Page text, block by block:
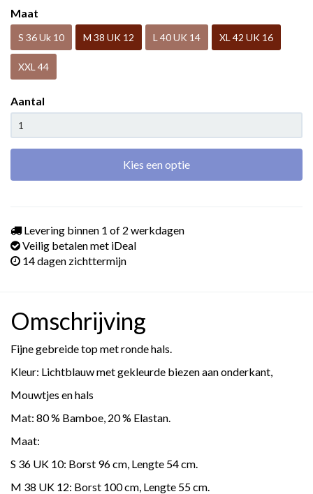
Maat
S 36 Uk 10 M 38 UK 12 L 40 UK 14 XL 42 UK 16
XXL 44
Aantal
Kies een optie
Levering binnen 1 of 2 werkdagen
Veilig betalen met iDeal
14 dagen zichttermijn
Omschrijving
Fijne gebreide top met ronde hals.
Kleur: Lichtblauw met gekleurde biezen aan onderkant,
Mouwtjes en hals
Mat: 80 % Bamboe, 20 % Elastan.
Maat:
S 36 UK 10: Borst 96 cm, Lengte 54 cm.
M 38 UK 12: Borst 100 cm, Lengte 55 cm.